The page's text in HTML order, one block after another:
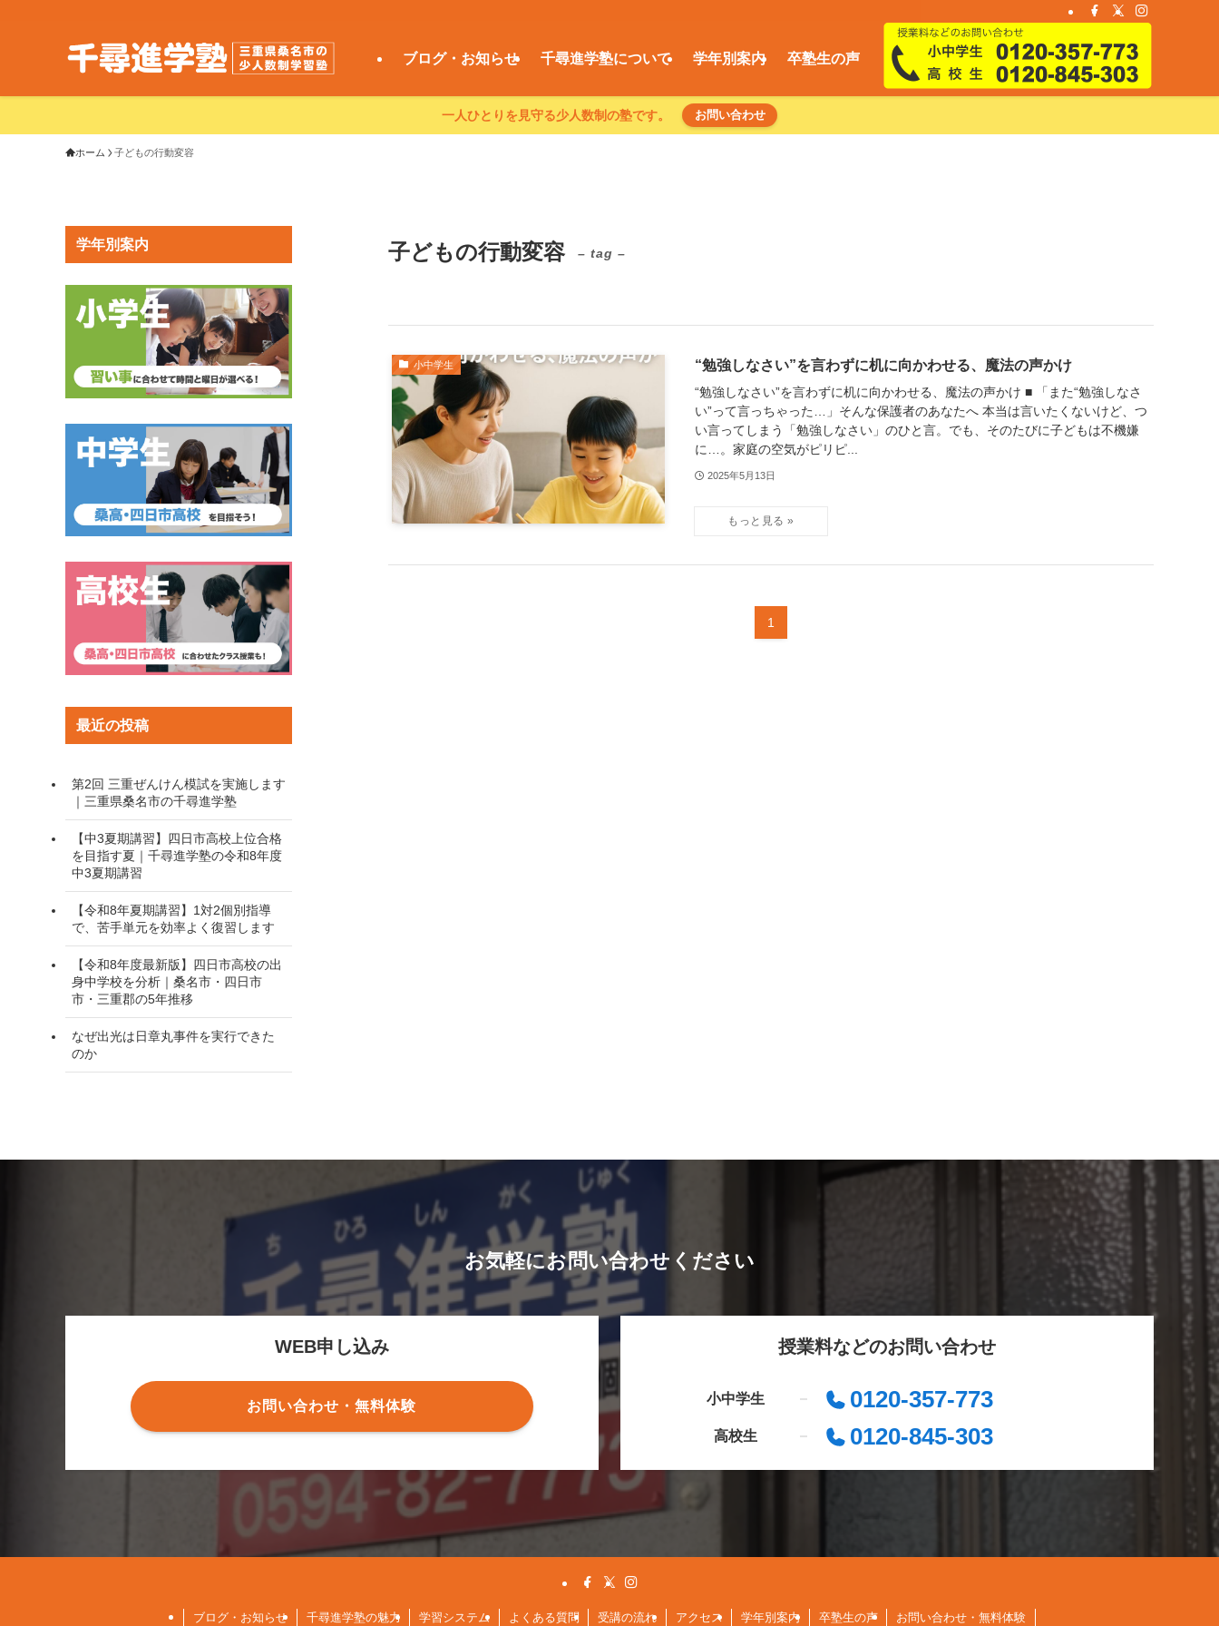
ブログ・お知らせ 千尋進学塾について 学年別案内 卒塾生の声
一人ひとりを見守る少人数制の塾です。 お問い合わせ
ホーム 子どもの行動変容
子どもの行動変容 – tag –
小中学生 “勉強しなさい”を言わずに机に向かわせる、魔法の声かけ
“勉強しなさい”を言わずに机に向かわせる、魔法の声かけ ■ 「また“勉強しなさ
い”って言っちゃった…」そんな保護者のあなたへ 本当は言いたくないけど、つ
い言ってしまう「勉強しなさい」のひと言。でも、そのたびに子どもは不機嫌
に…。家庭の空気がピリピ...
2025年5月13日
1
学年別案内
最近の投稿
第2回 三重ぜんけん模試を実施します
｜三重県桑名市の千尋進学塾
【中3夏期講習】四日市高校上位合格
を目指す夏｜千尋進学塾の令和8年度
中3夏期講習
【令和8年夏期講習】1対2個別指導
で、苦手単元を効率よく復習します
【令和8年度最新版】四日市高校の出
身中学校を分析｜桑名市・四日市
市・三重郡の5年推移
なぜ出光は日章丸事件を実行できた
のか
お気軽にお問い合わせください
WEB申し込み
お問い合わせ・無料体験
授業料などのお問い合わせ
小中学生 0120-357-773
高校生 0120-845-303
ブログ・お知らせ 千尋進学塾の魅力 学習システム よくある質問 受講の流れ アクセス 学年別案内 卒塾生の声 お問い合わせ・無料体験